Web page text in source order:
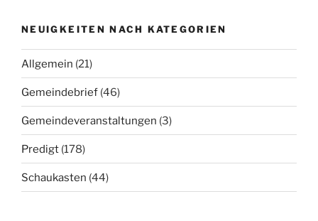
NEUIGKEITEN NACH KATEGORIEN
Allgemein (21)
Gemeindebrief (46)
Gemeindeveranstaltungen (3)
Predigt (178)
Schaukasten (44)